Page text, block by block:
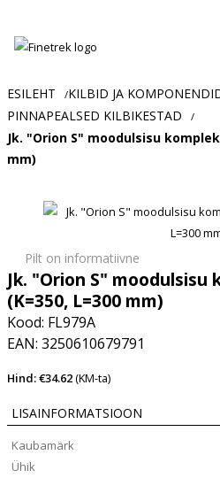
Usaldusväärne
ja
pood
ESILEHT /KILBID JA
PINNAPEALSED KILBIKESTAD /
Jk. "Orion S" moodulsisu
mm)
Pilt on informatiivne
Jk. "Orion S" moodulsisu
(K=350, L=300 mm)
Kood: FL979A
EAN: 3250610679791
Hind: €34.62(KM-ta)
LISAINFORMATSIOON
Kaubamärk
Ühik